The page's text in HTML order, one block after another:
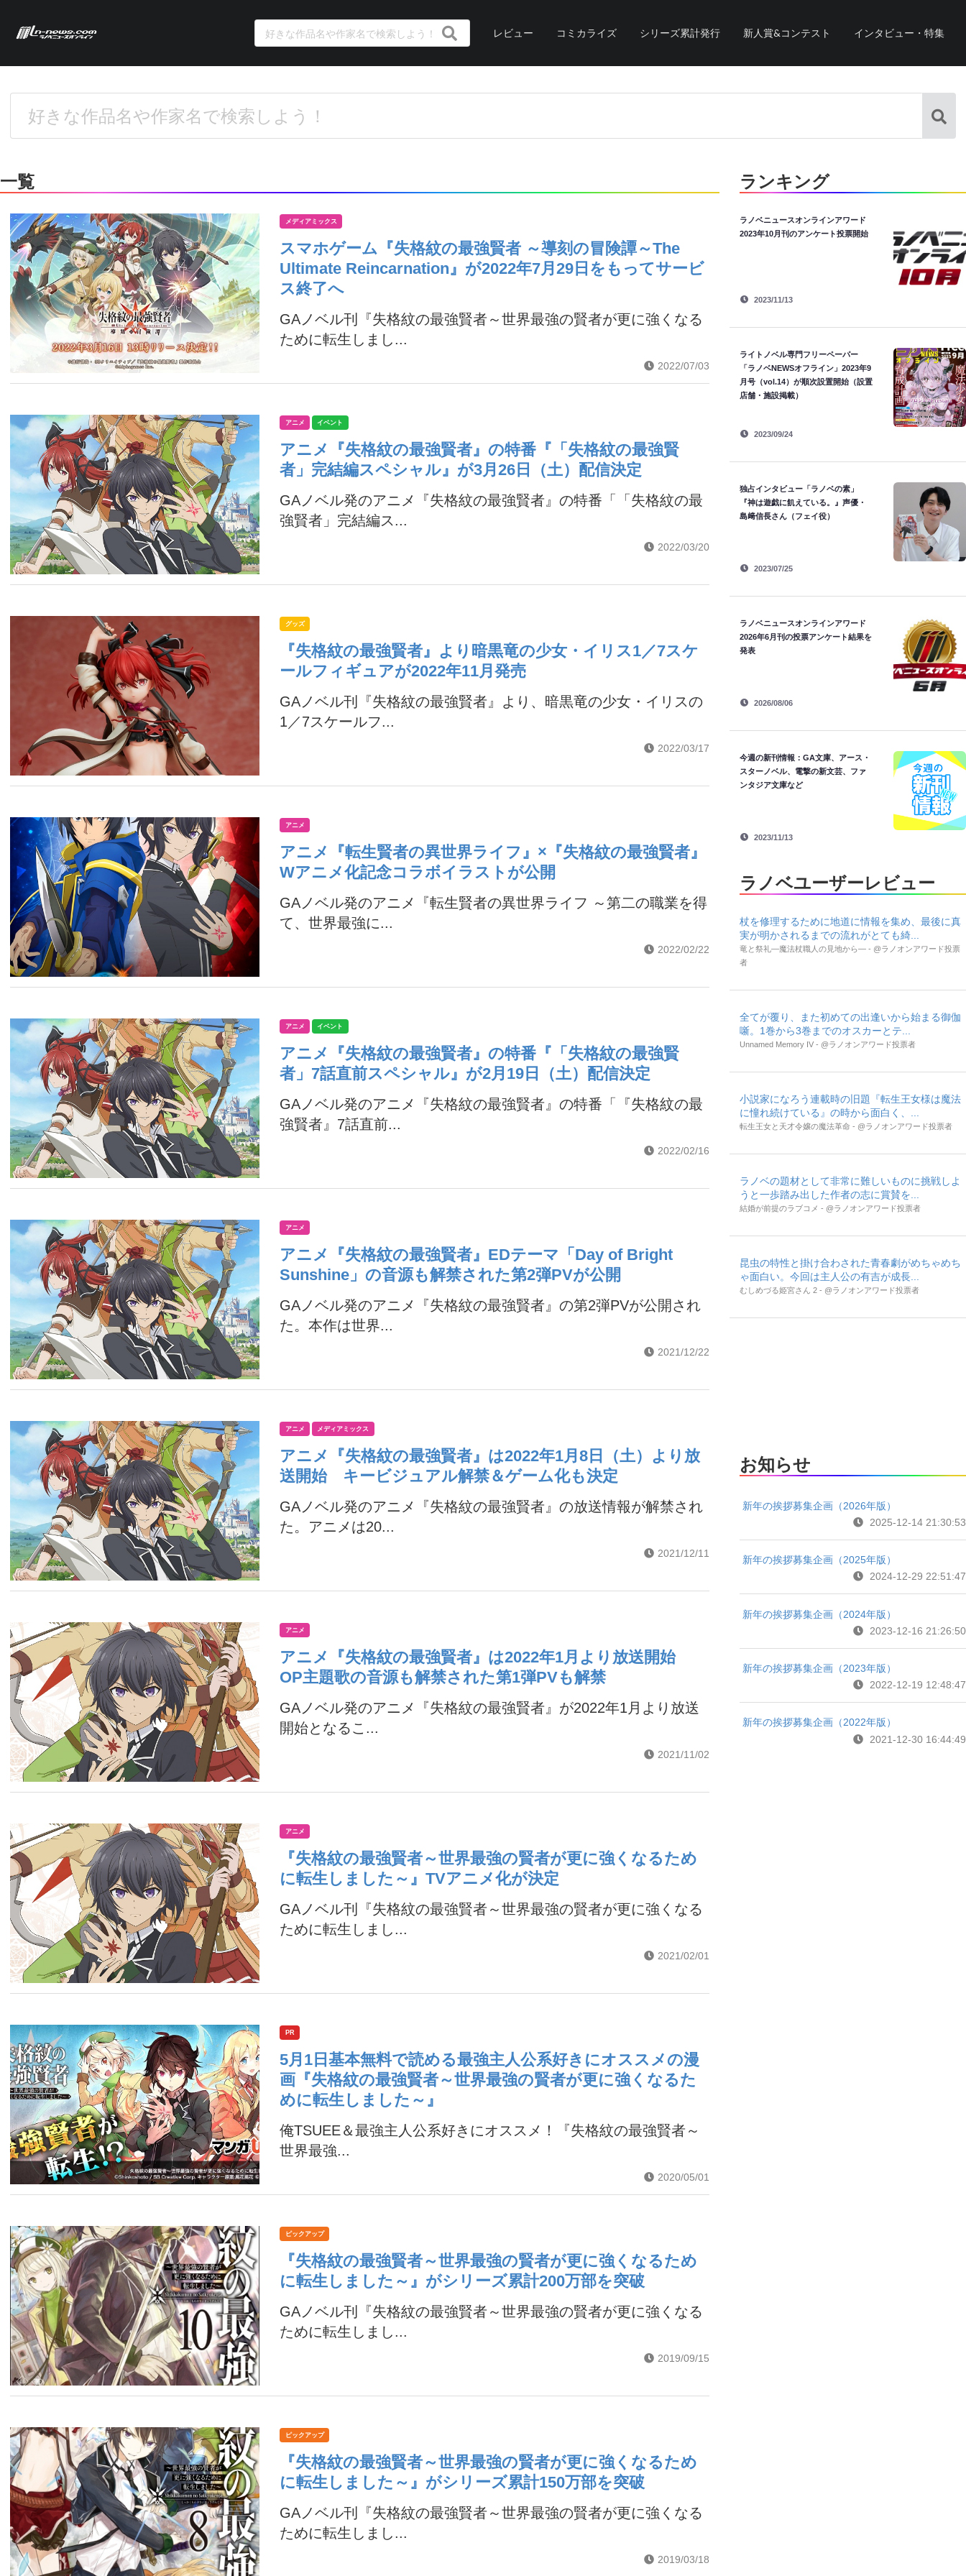
レビュー コミカライズ シリーズ累計発行 新人賞&コンテスト インタビュー・特集
一覧
メディアミックス
スマホゲーム『失格紋の最強賢者 ～導刻の冒険譚～The
Ultimate Reincarnation』が2022年7月29日をもってサービ
ス終了へ
GAノベル刊『失格紋の最強賢者～世界最強の賢者が更に強くなる
ために転生しまし...
2022/07/03
アニメ イベント
アニメ『失格紋の最強賢者』の特番『「失格紋の最強賢
者」完結編スペシャル』が3月26日（土）配信決定
GAノベル発のアニメ『失格紋の最強賢者』の特番「「失格紋の最
強賢者」完結編ス...
2022/03/20
グッズ
『失格紋の最強賢者』より暗黒竜の少女・イリス1／7スケ
ールフィギュアが2022年11月発売
GAノベル刊『失格紋の最強賢者』より、暗黒竜の少女・イリスの
1／7スケールフ...
2022/03/17
アニメ
アニメ『転生賢者の異世界ライフ』×『失格紋の最強賢者』
Wアニメ化記念コラボイラストが公開
GAノベル発のアニメ『転生賢者の異世界ライフ ～第二の職業を得
て、世界最強に...
2022/02/22
アニメ イベント
アニメ『失格紋の最強賢者』の特番『「失格紋の最強賢
者」7話直前スペシャル』が2月19日（土）配信決定
GAノベル発のアニメ『失格紋の最強賢者』の特番「『失格紋の最
強賢者』7話直前...
2022/02/16
アニメ
アニメ『失格紋の最強賢者』EDテーマ「Day of Bright
Sunshine」の音源も解禁された第2弾PVが公開
GAノベル発のアニメ『失格紋の最強賢者』の第2弾PVが公開され
た。本作は世界...
2021/12/22
アニメ メディアミックス
アニメ『失格紋の最強賢者』は2022年1月8日（土）より放
送開始 キービジュアル解禁＆ゲーム化も決定
GAノベル発のアニメ『失格紋の最強賢者』の放送情報が解禁され
た。アニメは20...
2021/12/11
アニメ
アニメ『失格紋の最強賢者』は2022年1月より放送開始
OP主題歌の音源も解禁された第1弾PVも解禁
GAノベル発のアニメ『失格紋の最強賢者』が2022年1月より放送
開始となるこ...
2021/11/02
アニメ
『失格紋の最強賢者～世界最強の賢者が更に強くなるため
に転生しました～』TVアニメ化が決定
GAノベル刊『失格紋の最強賢者～世界最強の賢者が更に強くなる
ために転生しまし...
2021/02/01
PR
5月1日基本無料で読める最強主人公系好きにオススメの漫
画『失格紋の最強賢者～世界最強の賢者が更に強くなるた
めに転生しました～』
俺TSUEE＆最強主人公系好きにオススメ！『失格紋の最強賢者～
世界最強...
2020/05/01
ピックアップ
『失格紋の最強賢者～世界最強の賢者が更に強くなるため
に転生しました～』がシリーズ累計200万部を突破
GAノベル刊『失格紋の最強賢者～世界最強の賢者が更に強くなる
ために転生しまし...
2019/09/15
ピックアップ
『失格紋の最強賢者～世界最強の賢者が更に強くなるため
に転生しました～』がシリーズ累計150万部を突破
GAノベル刊『失格紋の最強賢者～世界最強の賢者が更に強くなる
ために転生しまし...
2019/03/18
ランキング
ラノベニュースオンラインアワード
2023年10月刊のアンケート投票開始
2023/11/13
ライトノベル専門フリーペーパー
「ラノベNEWSオフライン」2023年9
月号（vol.14）が順次設置開始（設置
店舗・施設掲載）
2023/09/24
独占インタビュー「ラノベの素」
『神は遊戯に飢えている。』声優・
島﨑信長さん（フェイ役）
2023/07/25
ラノベニュースオンラインアワード
2026年6月刊の投票アンケート結果を
発表
2026/08/06
今週の新刊情報：GA文庫、アース・
スターノベル、電撃の新文芸、ファ
ンタジア文庫など
2023/11/13
ラノベユーザーレビュー
杖を修理するために地道に情報を集め、最後に真
実が明かされるまでの流れがとても綺...
竜と祭礼―魔法杖職人の見地から― - @ラノオンアワード投票
者
全てが覆り、また初めての出逢いから始まる御伽
噺。1巻から3巻までのオスカーとテ...
Unnamed Memory IV - @ラノオンアワード投票者
小説家になろう連載時の旧題『転生王女様は魔法
に憧れ続けている』の時から面白く、...
転生王女と天才令嬢の魔法革命 - @ラノオンアワード投票者
ラノベの題材として非常に難しいものに挑戦しよ
うと一歩踏み出した作者の志に賞賛を...
結婚が前提のラブコメ - @ラノオンアワード投票者
昆虫の特性と掛け合わされた青春劇がめちゃめち
ゃ面白い。今回は主人公の有吉が成長...
むしめづる姫宮さん 2 - @ラノオンアワード投票者
お知らせ
新年の挨拶募集企画（2026年版）
2025-12-14 21:30:53
新年の挨拶募集企画（2025年版）
2024-12-29 22:51:47
新年の挨拶募集企画（2024年版）
2023-12-16 21:26:50
新年の挨拶募集企画（2023年版）
2022-12-19 12:48:47
新年の挨拶募集企画（2022年版）
2021-12-30 16:44:49